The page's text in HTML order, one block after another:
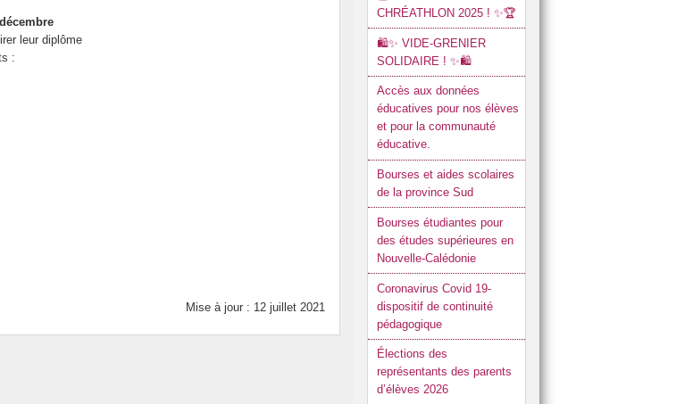
et Technologies du Management et de la Gestion)
des Services à l’Environnement)
Quand le lycée s’engage pour l’égalité Filles-Garçons à l’école
Sorties Scolaires
décembre
leur diplôme
:
Mise à jour : 12 juillet 2021
CHRÉATHLON 2025 ! ✨🏆
🛍️✨ VIDE-GRENIER
SOLIDAIRE ! ✨🛍️
Accès aux données
éducatives pour nos élèves
et pour la communauté
éducative.
Bourses et aides scolaires
de la province Sud
Bourses étudiantes pour
des études supérieures en
Nouvelle-Calédonie
Coronavirus Covid 19-
dispositif de continuité
pédagogique
Élections des
représentants des parents
d’élèves 2026